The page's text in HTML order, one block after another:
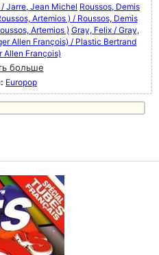
Jarre, Jean Michel Roussos, Demis
Artemios ) / Roussos, Demis
Artemios ) Gray, Felix / Gray,
Allen François) / Plastic Bertrand
Allen François)
больше
Europop